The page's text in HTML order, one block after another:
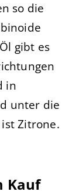
so die
gibt es
in
unter die
Zitrone.
Kauf